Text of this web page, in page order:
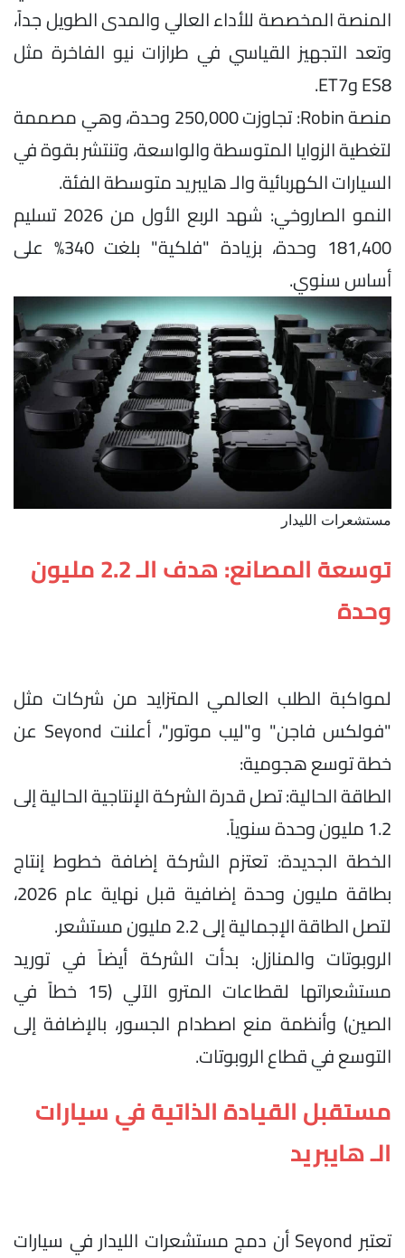
المنصة المخصصة للأداء العالي والمدى الطويل جداً،
وتعد التجهيز القياسي في طرازات نيو الفاخرة مثل
ES8 وET7.
منصة Robin: تجاوزت 250,000 وحدة، وهي مصممة
لتغطية الزوايا المتوسطة والواسعة، وتنتشر بقوة في
السيارات الكهربائية والـ هايبريد متوسطة الفئة.
النمو الصاروخي: شهد الربع الأول من 2026 تسليم
181,400 وحدة، بزيادة "فلكية" بلغت 340% على
أساس سنوي.
مستشعرات الليدار
توسعة المصانع: هدف الـ 2.2 مليون
وحدة
لمواكبة الطلب العالمي المتزايد من شركات مثل
"فولكس فاجن" و"ليب موتور"، أعلنت Seyond عن
خطة توسع هجومية:
الطاقة الحالية: تصل قدرة الشركة الإنتاجية الحالية إلى
1.2 مليون وحدة سنوياً.
الخطة الجديدة: تعتزم الشركة إضافة خطوط إنتاج
بطاقة مليون وحدة إضافية قبل نهاية عام 2026،
لتصل الطاقة الإجمالية إلى 2.2 مليون مستشعر.
الروبوتات والمنازل: بدأت الشركة أيضاً في توريد
مستشعراتها لقطاعات المترو الآلي (15 خطاً في
الصين) وأنظمة منع اصطدام الجسور، بالإضافة إلى
التوسع في قطاع الروبوتات.
مستقبل القيادة الذاتية في سيارات
الـ هايبريد
تعتبر Seyond أن دمج مستشعرات الليدار في سيارات